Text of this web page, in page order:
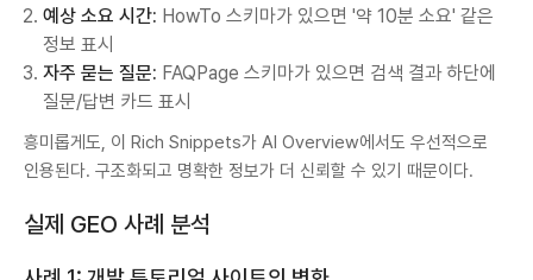
예상 소요 시간: HowTo 스키마가 있으면 '약 10분 소요' 같은
정보 표시
자주 묻는 질문: FAQPage 스키마가 있으면 검색 결과 하단에
질문/답변 카드 표시
흥미롭게도, 이 Rich Snippets가 AI Overview에서도 우선적으로
인용된다. 구조화되고 명확한 정보가 더 신뢰할 수 있기 때문이다.
실제 GEO 사례 분석